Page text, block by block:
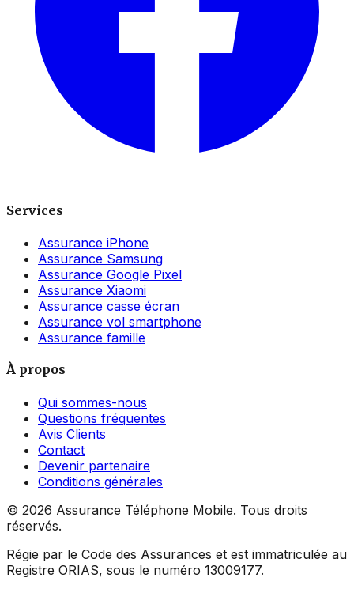
Services
Assurance iPhone
Assurance Samsung
Assurance Google Pixel
Assurance Xiaomi
Assurance casse écran
Assurance vol smartphone
Assurance famille
À propos
Qui sommes-nous
Questions fréquentes
Avis Clients
Contact
Devenir partenaire
Conditions générales
© 2026 Assurance Téléphone Mobile. Tous droits
réservés.
Régie par le Code des Assurances et est immatriculée au
Registre ORIAS, sous le numéro 13009177.